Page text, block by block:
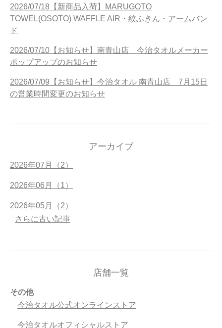
2026/07/18【新商品入荷】MARUGOTO
TOWEL(OSOTO) WAFFLE AIR・紋ふきん・アームバン
ド
2026/07/10【お知らせ】南青山店 今治タオルメーカー
ポップアップのお知らせ
2026/07/09【お知らせ】今治タオル 南青山店 7月15日
の営業時間変更のお知らせ
アーカイブ
2026年07月（2）
2026年06月（1）
2026年05月（2）
さらに古い記事
店舗一覧
その他
今治タオル公式オンラインストア
今治タオルオフィシャルストア